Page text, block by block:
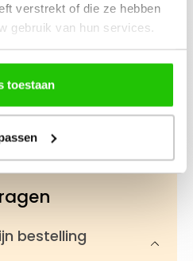
verstrekt of die ze hebben
gebruik van hun services.
toestaanlip treatment met
E helpt droge,
bestelling